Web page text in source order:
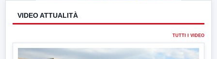
VIDEO ATTUALITÀ
TUTTI I VIDEO